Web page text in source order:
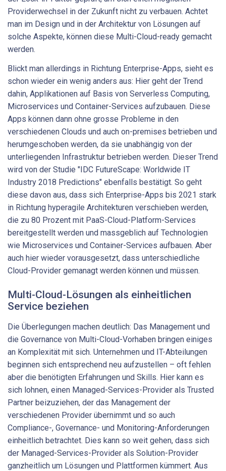
Providerwechsel in der Zukunft nicht zu verbauen. Achtet
man im Design und in der Architektur von Lösungen auf
solche Aspekte, können diese Multi-Cloud-ready gemacht
werden.
Blickt man allerdings in Richtung Enterprise-Apps, sieht es
schon wieder ein wenig anders aus: Hier geht der Trend
dahin, Applikationen auf Basis von Serverless Computing,
Microservices und Container-Services aufzubauen. Diese
Apps können dann ohne grosse Probleme in den
verschiedenen Clouds und auch on-premises betrieben und
herumgeschoben werden, da sie unabhängig von der
unterliegenden Infrastruktur betrieben werden. Dieser Trend
wird von der Studie "IDC FutureScape: Worldwide IT
Industry 2018 Predictions" ebenfalls bestätigt. So geht
diese davon aus, dass sich Enterprise-Apps bis 2021 stark
in Richtung hyperagile Architekturen verschieben werden,
die zu 80 Prozent mit PaaS-Cloud-Platform-Services
bereitgestellt werden und massgeblich auf Technologien
wie Microservices und Container-Services aufbauen. Aber
auch hier wieder vorausgesetzt, dass unterschiedliche
Cloud-Provider gemanagt werden können und müssen.
Multi-Cloud-Lösungen als einheitlichen
Service ­beziehen
Die Überlegungen machen deutlich: Das Management und
die Governance von Multi-Cloud-Vorhaben bringen einiges
an Komplexität mit sich. Unternehmen und IT-Abteilungen
beginnen sich entsprechend neu aufzustellen – oft fehlen
aber die benötigten Erfahrungen und Skills. Hier kann es
sich lohnen, einen Managed-Services-Provider als Trusted
Partner beizuziehen, der das Management der
verschiedenen Provider übernimmt und so auch
Compliance-, Governance- und Monitoring-Anforderungen
einheitlich betrachtet. Dies kann so weit gehen, dass sich
der Managed-Services-Provider als Solution-Provider
ganzheitlich um Lösungen und Plattformen kümmert. Aus